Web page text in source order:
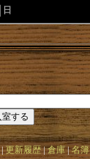
日
更新履歴 倉庫 名簿